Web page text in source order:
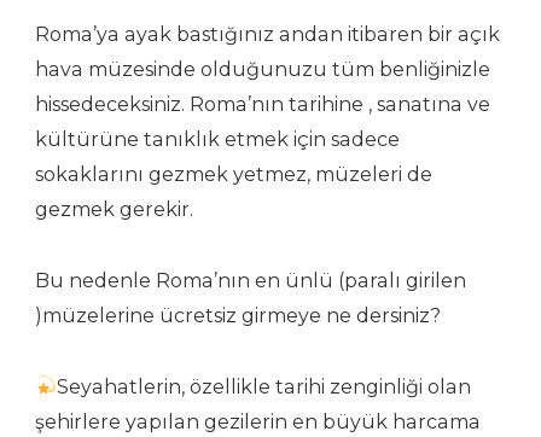
Roma’ya ayak bastığınız andan itibaren bir açık
hava müzesinde olduğunuzu tüm benliğinizle
hissedeceksiniz. Roma’nın tarihine , sanatına ve
kültürüne tanıklık etmek için sadece
sokaklarını gezmek yetmez, müzeleri de
gezmek gerekir.
Bu nedenle Roma’nın en ünlü (paralı girilen
)müzelerine ücretsiz girmeye ne dersiniz?
Seyahatlerin, özellikle tarihi zenginliği olan
şehirlere yapılan gezilerin en büyük harcama